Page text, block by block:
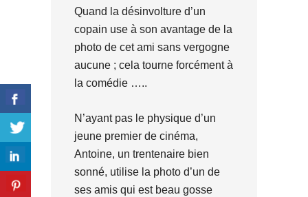
Quand la désinvolture d’un
copain use à son avantage de la
photo de cet ami sans vergogne
aucune ; cela tourne forcément à
la comédie …..
N’ayant pas le physique d’un
jeune premier de cinéma,
Antoine, un trentenaire bien
sonné, utilise la photo d’un de
ses amis qui est beau gosse